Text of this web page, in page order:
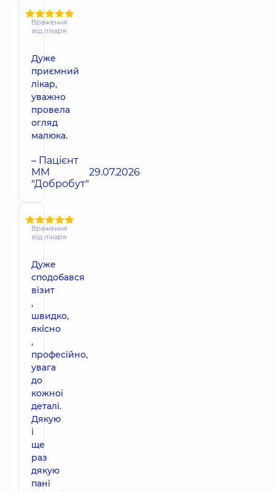
Враження
від лікаря
Дуже
приємний
лікар,
уважно
провела
огляд
малюка.
– Пацієнт
ММ
"Добробут"
29.07.2026
Враження
від лікаря
Дуже
сподобався
візит
,
швидко,
якісно
,
професійно,
увага
до
кожної
деталі.
Дякую
і
ще
раз
дякую
пані